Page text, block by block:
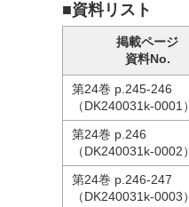
■資料リスト
掲載ページ
資料No.
第24巻 p.245-246
（DK240031k-0001）
第24巻 p.246
（DK240031k-0002）
第24巻 p.246-247
（DK240031k-0003）